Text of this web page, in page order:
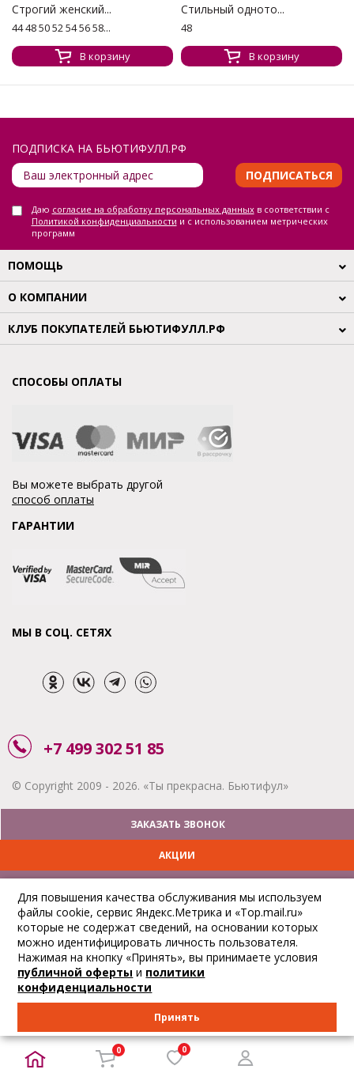
Строгий женский...
44 48 50 52 54 56 58...
В корзину
Стильный одното...
48
В корзину
ПОДПИСКА НА БЬЮТИФУЛЛ.РФ
ПОДПИСАТЬСЯ
Даю согласие на обработку персональных данныхв соответствии с
Политикой конфиденциальности и с использованием метрических
программ
ПОМОЩЬ
О КОМПАНИИ
КЛУБ ПОКУПАТЕЛЕЙ БЬЮТИФУЛЛ.РФ
СПОСОБЫ ОПЛАТЫ
Вы можете выбрать другой
способ оплаты
ГАРАНТИИ
МЫ В СОЦ. СЕТЯХ
+7 499 302 51 85
© Copyright 2009 - 2026. «Ты прекрасна. Бьютифул»
ЗАКАЗАТЬ ЗВОНОК
АКЦИИ
ОПЛАТА
ОТСЛЕДИТЬ ЗАКАЗ
Для повышения качества обслуживания мы используем
файлы cookie, сервис Яндекс.Метрика и «Top.mail.ru»
которые не содержат сведений, на основании которых
можно идентифицировать личность пользователя.
Нажимая на кнопку «Принять», вы принимаете условия
публичной оферты и политики
конфиденциальности
Принять
0 0